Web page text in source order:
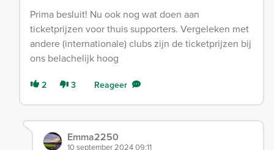
Prima besluit! Nu ook nog wat doen aan
ticketprijzen voor thuis supporters. Vergeleken met
andere (internationale) clubs zijn de ticketprijzen bij
ons belachelijk hoog
2 3 Reageer
Emma2250
10 september 2024 09:11